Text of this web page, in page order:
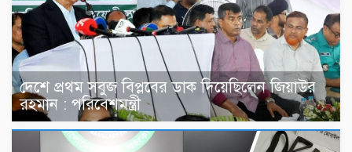
দেশে প্রথম সবুজ বিপ্লবের ডাক দিয়েছিলেন জিয়াউর
রহমান : পরিবেশমন্ত্রী